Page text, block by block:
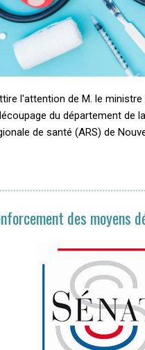
l'attention de M. le
du département de
de santé (ARS) de
des moyens